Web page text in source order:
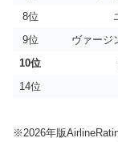
8位
9位
ヴァージ
10位
14位
※2026年版